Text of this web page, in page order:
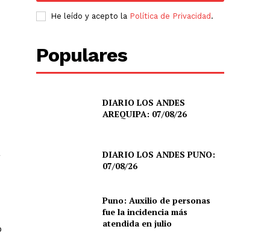
He leído y acepto la Política de Privacidad .
Populares
DIARIO LOS ANDES
AREQUIPA: 07/08/26
DIARIO LOS ANDES PUNO:
07/08/26
Puno: Auxilio de personas
fue la incidencia más
atendida en julio